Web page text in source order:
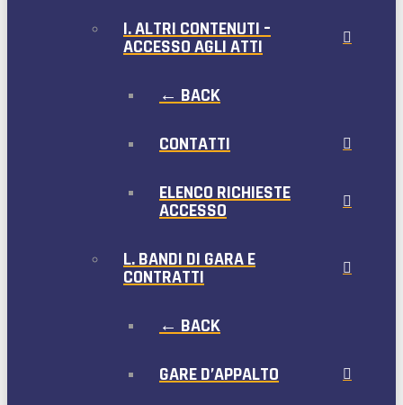
I. ALTRI CONTENUTI –
ACCESSO AGLI ATTI
← BACK
CONTATTI
ELENCO RICHIESTE
ACCESSO
L. BANDI DI GARA E
CONTRATTI
← BACK
GARE D’APPALTO